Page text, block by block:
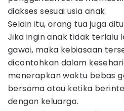
diakses sesuai usia anak.
Selain itu, orang tua juga
Jika ingin anak tidak terlalu
gawai, maka kebiasaan
dicontohkan dalam
menerapkan waktu bebas
bersama atau ketika
dengan keluarga.